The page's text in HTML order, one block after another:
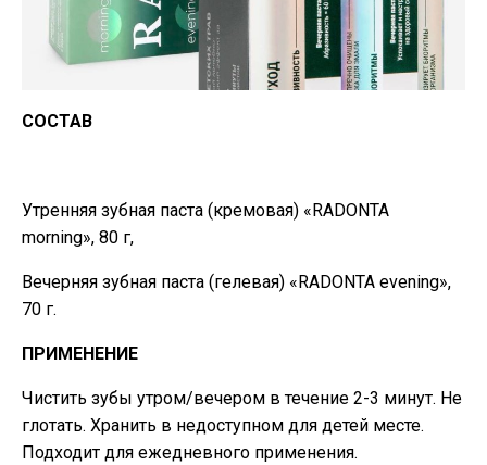
СОСТАВ
Утренняя зубная паста (кремовая) «RADONTA
mоrning», 80 г,
Вечерняя зубная паста (гелевая) «RADONTA evening»,
70 г.
ПРИМЕНЕНИЕ
Чистить зубы утром/вечером в течение 2-3 минут. Не
глотать. Хранить в недоступном для детей месте.
Подходит для ежедневного применения.